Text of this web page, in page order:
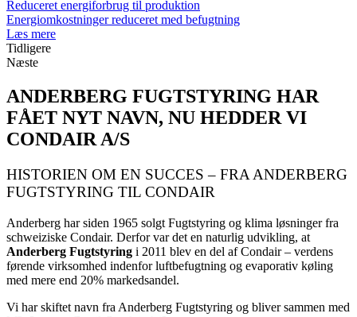
Reduceret energiforbrug til produktion
Energiomkostninger reduceret med befugtning
Læs mere
Tidligere
Næste
ANDERBERG FUGTSTYRING HAR
FÅET NYT NAVN, NU HEDDER VI
CONDAIR A/S
HISTORIEN OM EN SUCCES – FRA ANDERBERG
FUGTSTYRING TIL CONDAIR
Anderberg har siden 1965 solgt Fugtstyring og klima løsninger fra
schweiziske Condair. Derfor var det en naturlig udvikling, at
Anderberg Fugtstyring i 2011 blev en del af Condair – verdens
førende virksomhed indenfor luftbefugtning og evaporativ køling
med mere end 20% markedsandel.
Vi har skiftet navn fra Anderberg Fugtstyring og bliver sammen med